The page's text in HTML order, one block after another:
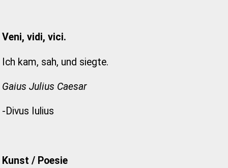
Veni, vidi, vici.
Ich kam, sah, und siegte.
Gaius Julius Caesar
-Divus Iulius
Kunst / Poesie